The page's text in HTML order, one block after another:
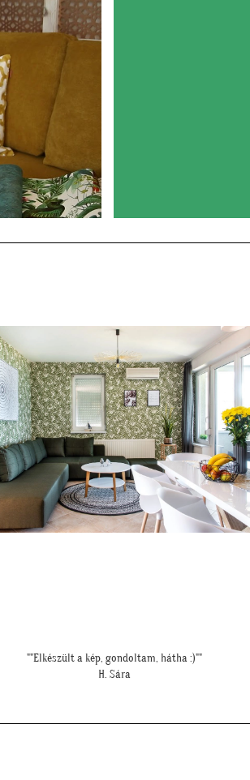
"Felkerültek a tapéták az eredmény magáért beszél!:)"
H. Anita